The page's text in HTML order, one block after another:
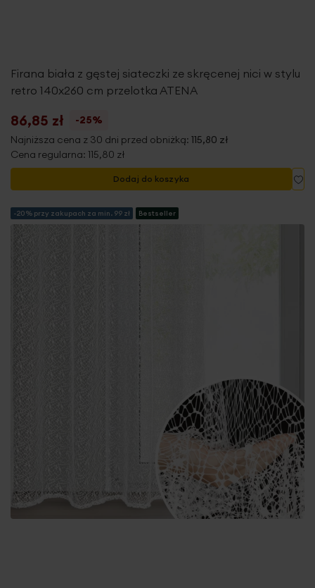
Firana biała z gęstej siateczki ze skręcenej nici w stylu
retro 140x260 cm przelotka ATENA
86,85 zł
-25%
Najniższa cena z 30 dni przed obniżką: 115,80 zł
Cena regularna: 115,80 zł
Dodaj do koszyka
-20% przy zakupach za min. 99 zł Bestseller